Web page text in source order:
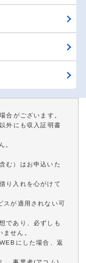
合がございます。
外にも収入証明書
。
む）はお申込いた
り入れを心がけて
が適用されない可
であり、必ずしも
せん。
にした場合、返